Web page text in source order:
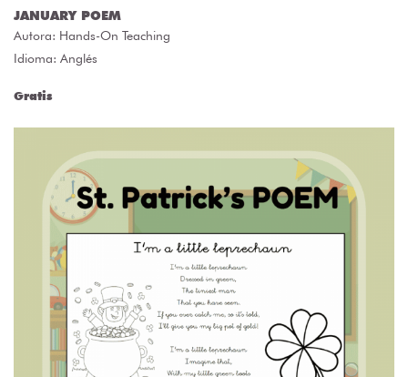
JANUARY POEM
Autora: Hands-On Teaching
Idioma: Anglés
Gratis